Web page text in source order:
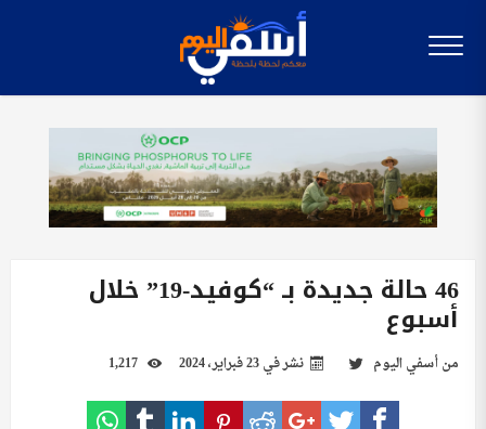
46 حالة جديدة بـ “كوفيد-19” خلال
أسبوع
منأسفي اليوم نشر في23 فبراير، 2024